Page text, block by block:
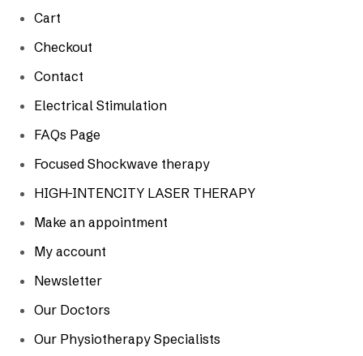
Cart
Checkout
Contact
Electrical Stimulation
FAQs Page
Focused Shockwave therapy
HIGH-INTENCITY LASER THERAPY
Make an appointment
My account
Newsletter
Our Doctors
Our Physiotherapy Specialists